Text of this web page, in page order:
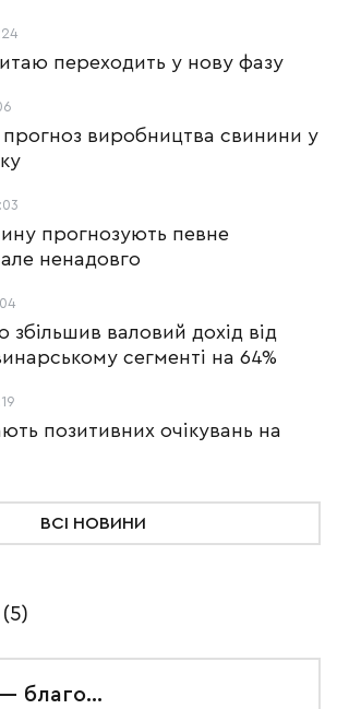
переходить у нову фазу
прогноз виробництва свинини у
прогнозують певне
ненадовго
збільшив валовий дохід від
сегменті на 64%
позитивних очікувань на
ВСІ НОВИНИ
(5)
благо…